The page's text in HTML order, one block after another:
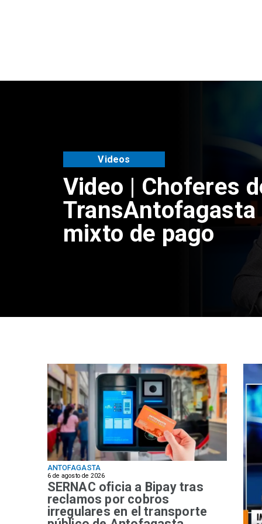
Video | Choferes
mixto de pago
Videos
ANTOFAGASTA
6 de agosto de 2026
SERNAC oficia a Bipay tras
reclamos por cobros
irregulares en el transporte